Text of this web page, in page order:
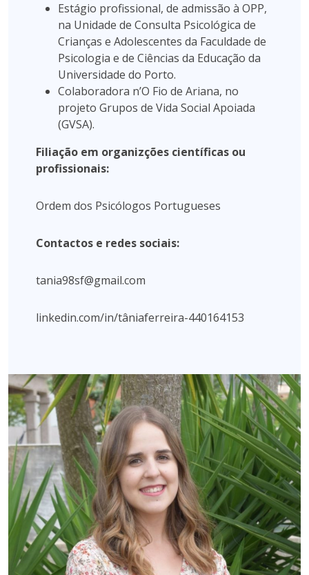
Estágio profissional, de admissão à OPP,
na Unidade de Consulta Psicológica de
Crianças e Adolescentes da Faculdade de
Psicologia e de Ciências da Educação da
Universidade do Porto.
Colaboradora n’O Fio de Ariana, no
projeto Grupos de Vida Social Apoiada
(GVSA).
Filiação em organizções científicas ou
profissionais:
Ordem dos Psicólogos Portugueses
Contactos e redes sociais:
tania98sf@gmail.com
linkedin.com/in/tâniaferreira-440164153